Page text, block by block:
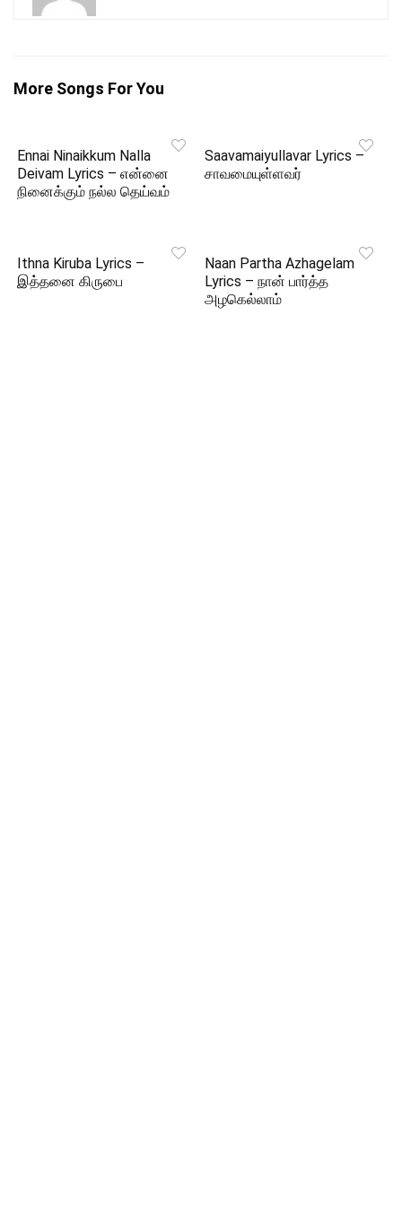
More Songs For You
Ennai Ninaikkum Nalla
Deivam Lyrics – என்னை
நினைக்கும் நல்ல தெய்வம்
Saavamaiyullavar Lyrics –
சாவமையுள்ளவர்
Ithna Kiruba Lyrics –
இத்தனை கிருபை
Naan Partha Azhagelam
Lyrics – நான் பார்த்த
அழகெல்லாம்